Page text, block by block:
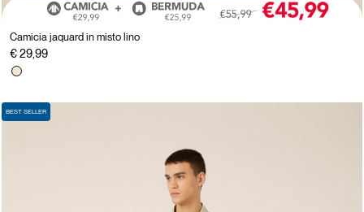
Camicia jaquard in misto lino
€ 29,99
BEST SELLER